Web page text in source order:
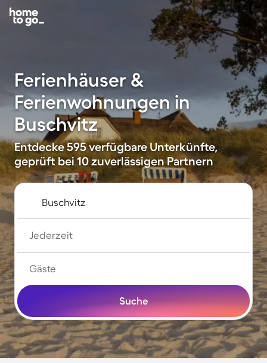
Ferienhäuser &
Ferienwohnungen in
Buschvitz
Entdecke 595 verfügbare Unterkünfte,
geprüft bei 10 zuverlässigen Partnern
Jederzeit
Gäste
Suche